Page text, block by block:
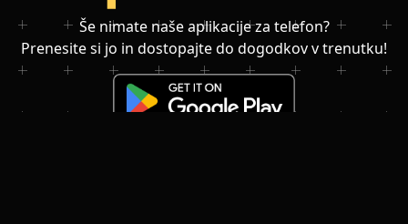
Še nimate naše aplikacije za telefon?
Prenesite si jo in dostopajte do dogodkov v trenutku!